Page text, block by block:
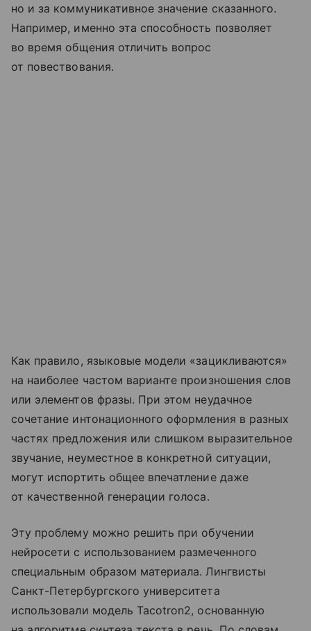
но и за коммуникативное значение сказанного.
Например, именно эта способность позволяет
во время общения отличить вопрос
от повествования.
Как правило, языковые модели «зацикливаются»
на наиболее частом варианте произношения слов
или элементов фразы. При этом неудачное
сочетание интонационного оформления в разных
частях предложения или слишком выразительное
звучание, неуместное в конкретной ситуации,
могут испортить общее впечатление даже
от качественной генерации голоса.
Эту проблему можно решить при обучении
нейросети с использованием размеченного
специальным образом материала. Лингвисты
Санкт-Петербургского университета
использовали модель Tacotron2, основанную